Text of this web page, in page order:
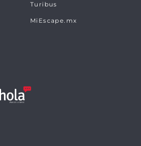
Turibus
MiEscape.mx